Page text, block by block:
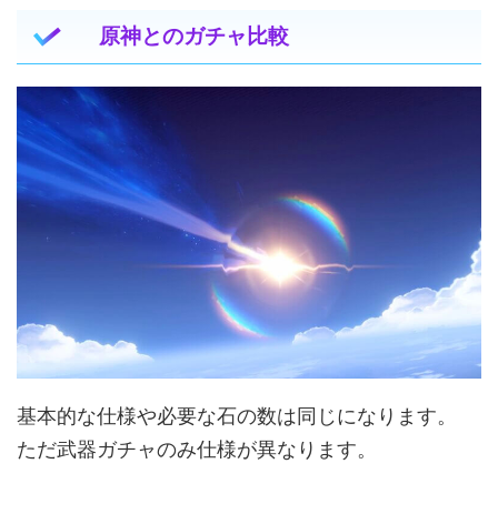
原神とのガチャ比較
基本的な仕様や必要な石の数は同じになります。
ただ武器ガチャのみ仕様が異なります。